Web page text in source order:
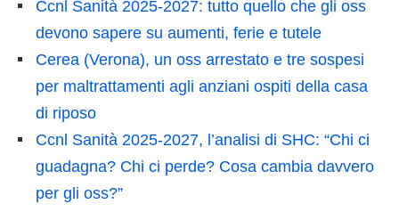
Ccnl Sanità 2025-2027: tutto quello che gli oss
devono sapere su aumenti, ferie e tutele
Cerea (Verona), un oss arrestato e tre sospesi
per maltrattamenti agli anziani ospiti della casa
di riposo
Ccnl Sanità 2025-2027, l’analisi di SHC: “Chi ci
guadagna? Chi ci perde? Cosa cambia davvero
per gli oss?”